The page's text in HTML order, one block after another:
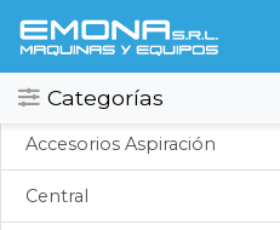
Categorías
Categorias
Todos
Compresores
Secadores
Aspiracion
Ver todos
Accesorios Aspiración
Central